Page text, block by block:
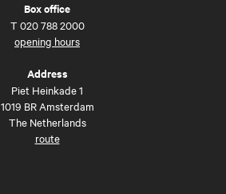
Box office
T 020 788 2000
opening hours
Address
Piet Heinkade 1
1019 BR Amsterdam
The Netherlands
route